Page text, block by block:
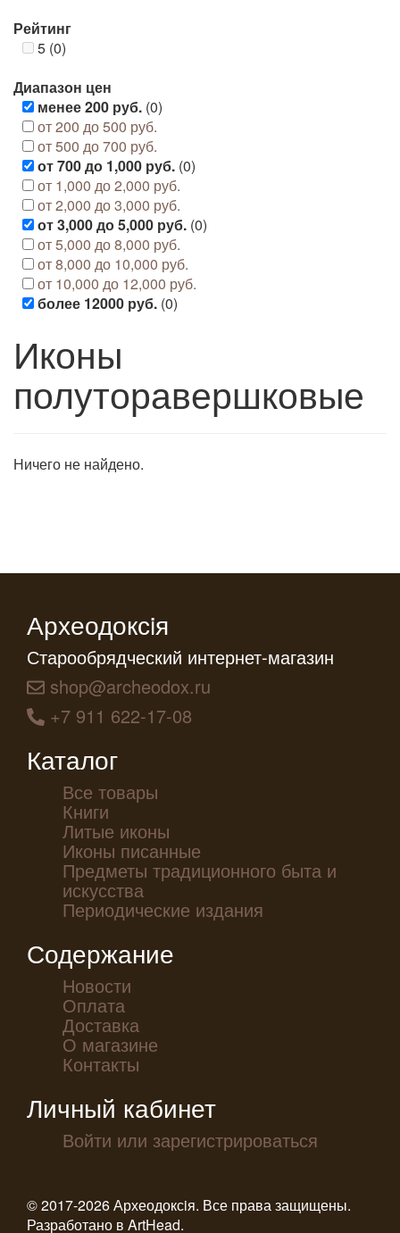
Рейтинг
5 (0)
Диапазон цен
менее 200 руб. (0)
от 200 до 500 руб.
от 500 до 700 руб.
от 700 до 1,000 руб. (0)
от 1,000 до 2,000 руб.
от 2,000 до 3,000 руб.
от 3,000 до 5,000 руб. (0)
от 5,000 до 8,000 руб.
от 8,000 до 10,000 руб.
от 10,000 до 12,000 руб.
более 12000 руб. (0)
Иконы
полуторавершковые
Ничего не найдено.
Археодоксiя
Старообрядческий интернет-магазин
shop@archeodox.ru
+7 911 622-17-08
Каталог
Все товары
Книги
Литые иконы
Иконы писанные
Предметы традиционного быта и
искусства
Периодические издания
Содержание
Новости
Оплата
Доставка
О магазине
Контакты
Личный кабинет
Войти или зарегистрироваться
© 2017-2026 Археодоксiя. Все права защищены.
Разработано в ArtHead.